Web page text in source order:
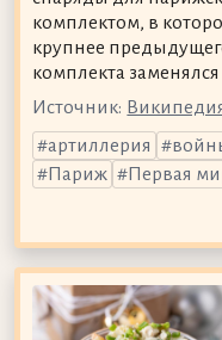
комплектом, в
крупнее
комплекта заменялся
Источник:
артиллерия
Париж
Первая